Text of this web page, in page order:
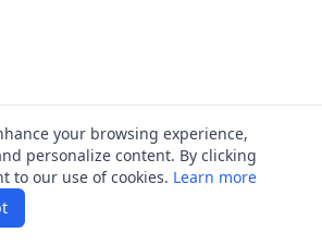
your browsing experience,
personalize content. By clicking
to our use of cookies. Learn more